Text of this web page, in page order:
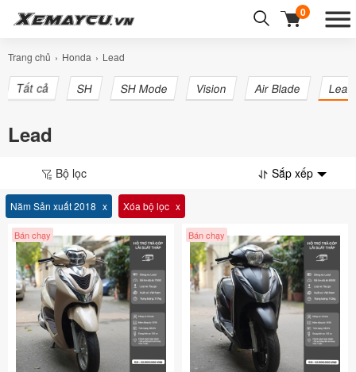
0
Trang chủ Honda Lead
Tất cả SH SH Mode Vision Air Blade Lead
Lead
Bộ lọc Sắp xếp
Năm Sản xuất 2018 Xóa bộ lọc
Bán chạy Bán chạy